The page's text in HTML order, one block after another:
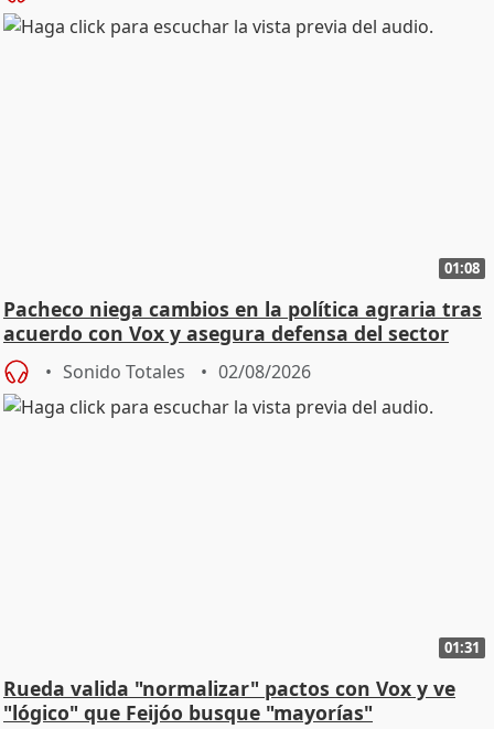
01:08
Pacheco niega cambios en la política agraria tras
acuerdo con Vox y asegura defensa del sector
Sonido Totales 02/08/2026
01:31
Rueda valida "normalizar" pactos con Vox y ve
"lógico" que Feijóo busque "mayorías"